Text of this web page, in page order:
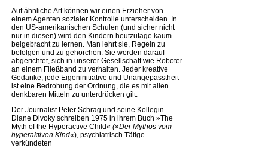
Auf ähnliche Art können wir einen Erzieher von
einem Agenten sozialer Kontrolle unterscheiden. In
den US-amerikanischen Schulen (und sicher nicht
nur in diesen) wird den Kindern heutzutage kaum
beigebracht zu lernen. Man lehrt sie, Regeln zu
befolgen und zu gehorchen. Sie werden darauf
abgerichtet, sich in unserer Gesellschaft wie Roboter
an einem Fließband zu verhalten. Jeder kreative
Gedanke, jede Eigeninitiative und Unangepasstheit
ist eine Bedrohung der Ordnung, die es mit allen
denkbaren Mitteln zu unterdrücken gilt.
Der Journalist Peter Schrag und seine Kollegin
Diane Divoky schreiben 1975 in ihrem Buch »The
Myth of the Hyperactive Child« (»Der Mythos vom
hyperaktiven Kind«), psychiatrisch Tätige
verkündeten